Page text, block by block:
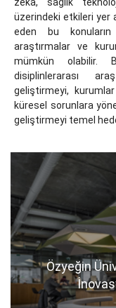
üzerindeki etkileri yer
eden bu konuların
araştırmalar ve
mümkün olabilir.
disiplinlerarası
geliştirmeyi,
küresel sorunlara
geliştirmeyi temel
Özyeğin